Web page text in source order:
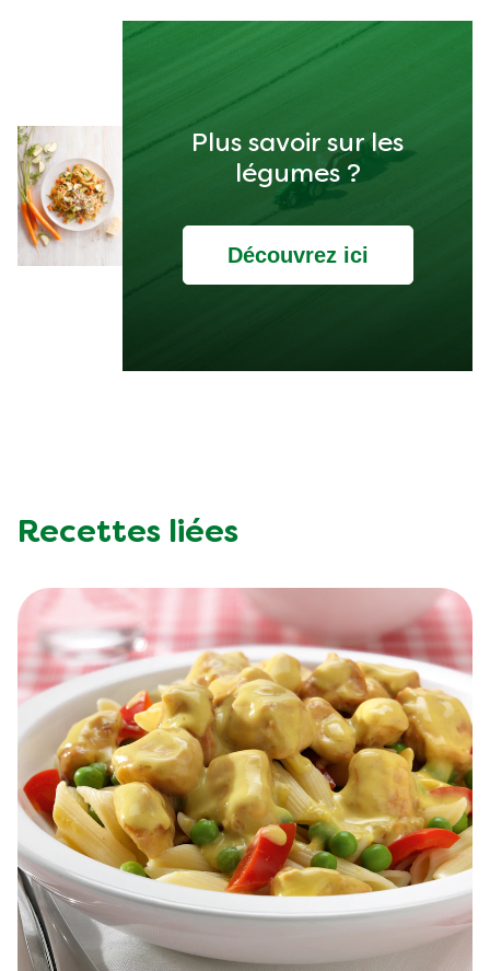
Plus savoir sur les
légumes ?
Découvrez ici
Recettes liées